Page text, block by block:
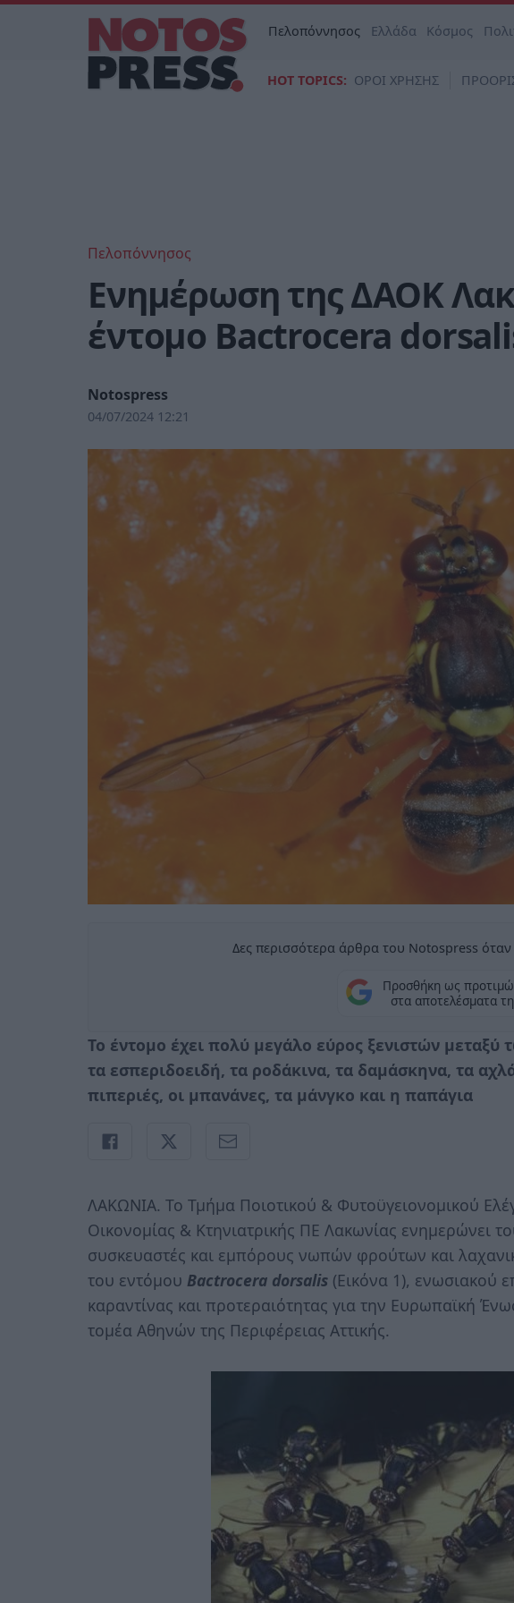
Πελοπόννησος Ελλάδα Κόσμος
HOT TOPICS: ΟΡΟΙ ΧΡΗΣΗΣ
Πελοπόννησος
Ενημέρωση της ΔΑΟΚ
έντομο Bactrocera
Notospress
04/07/2024 12:21
Δες περισσότερα άρθρα του Notospress όταν
Προσθήκη ως
στα αποτελέσματα
Το έντομο έχει πολύ μεγάλο εύρος ξενιστών μεταξύ
τα εσπεριδοειδή, τα ροδάκινα, τα δαμάσκηνα, τα
πιπεριές, οι μπανάνες, τα μάνγκο και η παπάγια
ΛΑΚΩΝΙΑ. Το Τμήμα Ποιοτικού & Φυτοϋγειονομικού
Οικονομίας & Κτηνιατρικής ΠΕ Λακωνίας ενημερώνει
συσκευαστές και εμπόρους νωπών φρούτων και
του εντόμου Bactrocera dorsalis (Εικόνα 1), ενωσιακού
καραντίνας και προτεραιότητας για την Ευρωπαϊκή
τομέα Αθηνών της Περιφέρειας Αττικής.